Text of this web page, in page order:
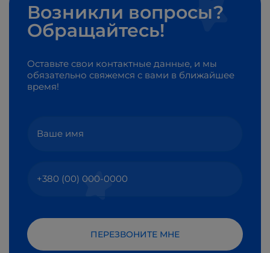
Возникли вопросы?
Обращайтесь!
Оставьте свои контактные данные, и мы
обязательно свяжемся с вами в ближайшее
время!
ПЕРЕЗВОНИТЕ МНЕ